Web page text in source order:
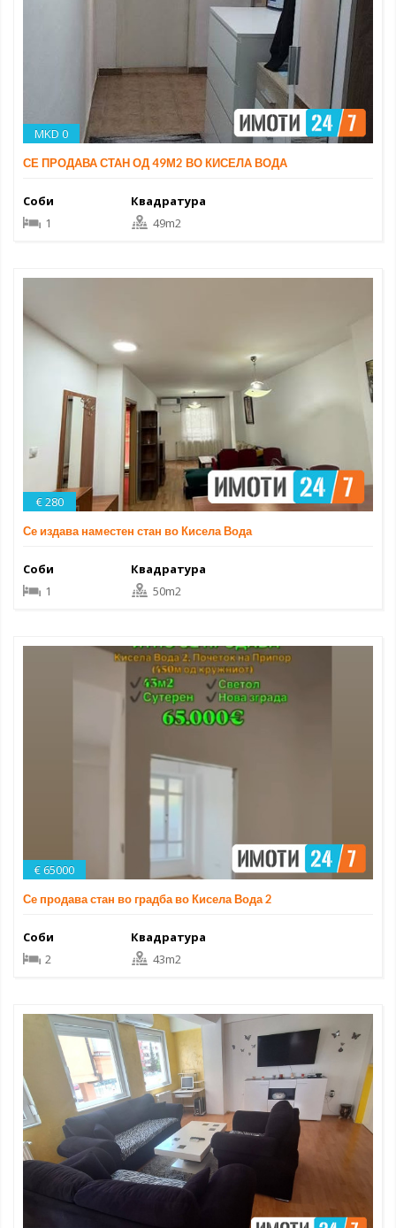
MKD 0
СЕ ПРОДАВА СТАН ОД 49М2 ВО КИСЕЛА ВОДА
Соби
1
Квадратура
49m2
€ 280
Се издава наместен стан во Кисела Вода
Соби
1
Квадратура
50m2
€ 65000
Се продава стан во градба во Кисела Вода 2
Соби
2
Квадратура
43m2